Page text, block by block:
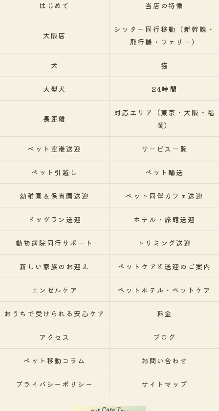
はじめて 当店の特徴
大阪店
シッター同行移動（新幹線・
飛行機・フェリー）
犬 猫
大型犬 24時間
長距離
対応エリア（東京・大阪・福
岡）
ペット空港送迎 サービス一覧
ペット引越し ペット輸送
幼稚園＆保育園送迎 ペット同伴カフェ送迎
ドッグラン送迎 ホテル・旅館送迎
動物病院同行サポート トリミング送迎
新しい家族のお迎え ペットケアと送迎のご案内
エンゼルケア ペットホテル・ペットケア
おうちで受けられる安心ケア 料金
アクセス ブログ
ペット移動コラム お問い合わせ
プライバシーポリシー サイトマップ